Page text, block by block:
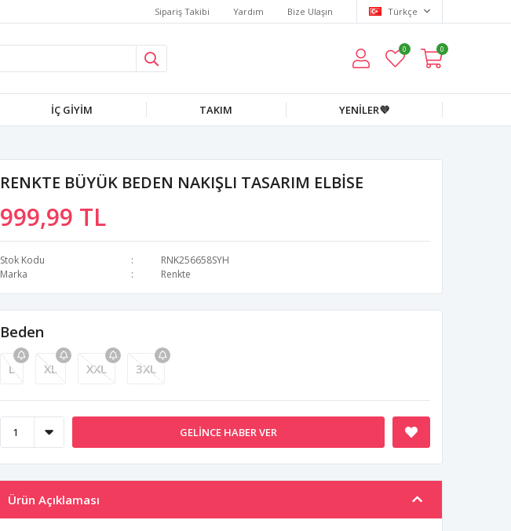
Sipariş Takibi Yardım Bize Ulaşın Türkçe
0 0
İÇ GİYİM TAKIM YENİLER💜
RENKTE BÜYÜK BEDEN NAKIŞLI TASARIM ELBİSE
999,99 TL
Stok Kodu
RNK256658SYH
Marka
Renkte
Beden
L XL XXL 3XL
GELINCE HABER VER
Ürün Açıklaması